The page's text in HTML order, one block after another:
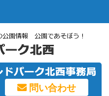
問い合わせ